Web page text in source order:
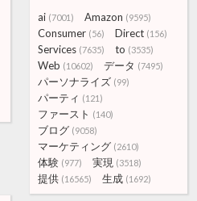
ai (7001) Amazon (9595)
Consumer (56) Direct (156)
Services (7635) to (3535)
Web (10602) データ (7495)
パーソナライズ (99)
パーティ (121)
ファースト (140)
ブログ (9058)
マーケティング (2610)
体験 (977) 実現 (3518)
提供 (16565) 生成 (1692)